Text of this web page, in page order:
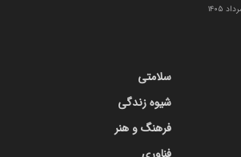
سلامتی
شیوه زندگی
فرهنگ و هنر
فناوری